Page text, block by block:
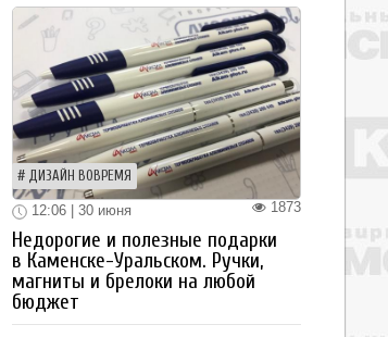
ДИЗАЙН ВОВРЕМЯ
1873
12:06 | 30 июня
Недорогие и полезные подарки
в Каменске-Уральском. Ручки,
магниты и брелоки на любой
бюджет